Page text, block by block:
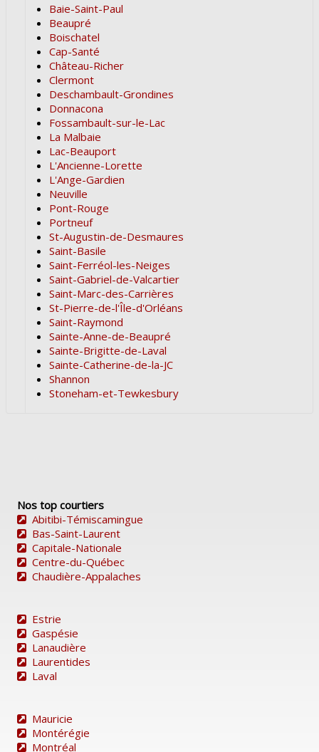
Baie-Saint-Paul
Beaupré
Boischatel
Cap-Santé
Château-Richer
Clermont
Deschambault-Grondines
Donnacona
Fossambault-sur-le-Lac
La Malbaie
Lac-Beauport
L'Ancienne-Lorette
L'Ange-Gardien
Neuville
Pont-Rouge
Portneuf
St-Augustin-de-Desmaures
Saint-Basile
Saint-Ferréol-les-Neiges
Saint-Gabriel-de-Valcartier
Saint-Marc-des-Carrières
St-Pierre-de-l'Île-d'Orléans
Saint-Raymond
Sainte-Anne-de-Beaupré
Sainte-Brigitte-de-Laval
Sainte-Catherine-de-la-JC
Shannon
Stoneham-et-Tewkesbury
Nos top courtiers
Abitibi-Témiscamingue
Bas-Saint-Laurent
Capitale-Nationale
Centre-du-Québec
Chaudière-Appalaches
Estrie
Gaspésie
Lanaudière
Laurentides
Laval
Mauricie
Montérégie
Montréal